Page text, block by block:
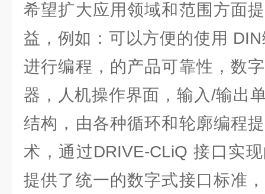
希望扩大应用领域和范围方面
益，例如：可以方便的使用
进行编程，的产品可靠性，数
器，人机操作界面，输入/输出
结构，由各种循环和轮廓编程
术，通过DRIVE-CLiQ 接口实
提供了统一的数字式接口标准